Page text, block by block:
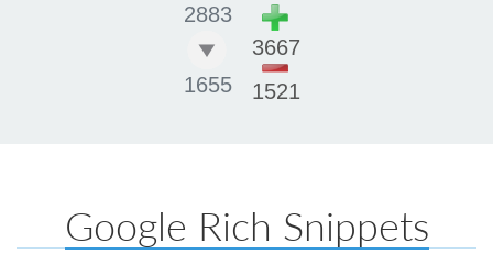
2883
1655
3667
1521
Google Rich Snippets